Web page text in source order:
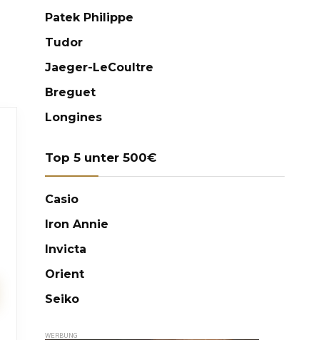
Patek Philippe
Tudor
Jaeger-LeCoultre
Breguet
Longines
Top 5 unter 500€
Casio
Iron Annie
Invicta
Orient
Seiko
WERBUNG